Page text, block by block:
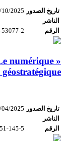
تاريخ الصدور 10/2025
الناشر
الرقم
2
numérique
»
تاريخ الصدور 04/2025
الناشر
الرقم
145-5